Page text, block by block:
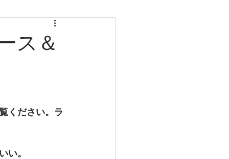
ス＆
ください。ラ
い。